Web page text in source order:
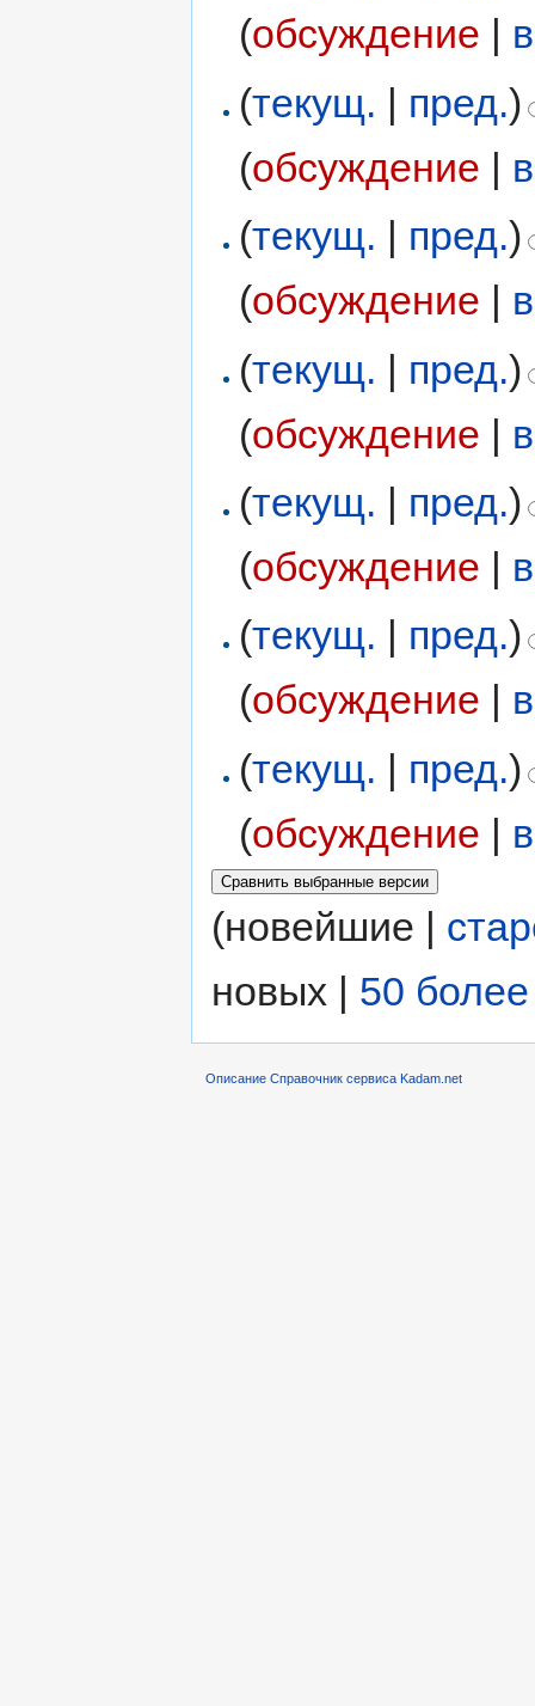
(обсуждение
(текущ. | пред.)
(обсуждение |
(текущ. | пред.)
(обсуждение |
(текущ. | пред.)
(обсуждение |
(текущ. | пред.)
(обсуждение |
(текущ. пред.)
(обсуждение
(текущ. | пред.)
(обсуждение |
(новейшие |
новых | 50
Описание Справочник сервиса Kadam.net